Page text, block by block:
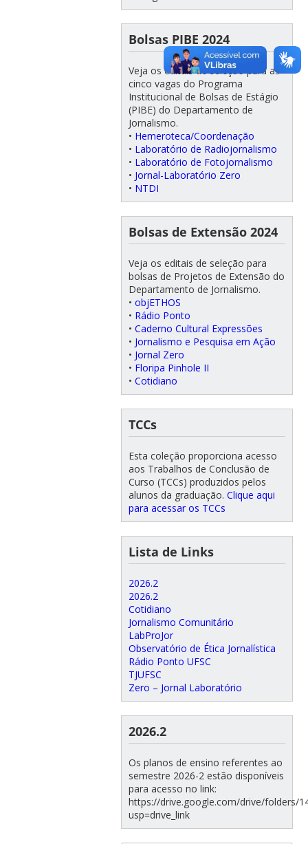
Bolsas PIBE 2024
Veja os editais de seleção para as
cinco vagas do Programa
Institucional de Bolsas de Estágio
(PIBE) do Departamento de
Jornalismo.
• Hemeroteca/Coordenação
• Laboratório de Radiojornalismo
• Laboratório de Fotojornalismo
• Jornal-Laboratório Zero
• NTDI
Bolsas de Extensão 2024
Veja os editais de seleção para
bolsas de Projetos de Extensão do
Departamento de Jornalismo.
• objETHOS
• Rádio Ponto
• Caderno Cultural Expressões
• Jornalismo e Pesquisa em Ação
• Jornal Zero
• Floripa Pinhole II
• Cotidiano
TCCs
Esta coleção proporciona acesso
aos Trabalhos de Conclusão de
Curso (TCCs) produzidos pelos
alunos da graduação. Clique aqui
para acessar os TCCs
Lista de Links
2026.2
2026.2
Cotidiano
Jornalismo Comunitário
LabProJor
Observatório de Ética Jornalística
Rádio Ponto UFSC
TJUFSC
Zero – Jornal Laboratório
2026.2
Os planos de ensino referentes ao
semestre 2026-2 estão disponíveis
para acesso no link:
https://drive.google.com/drive/folders/
usp=drive_link